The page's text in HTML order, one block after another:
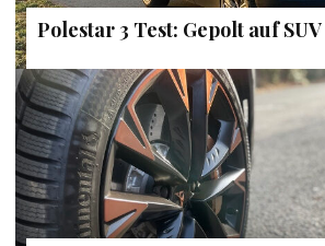
Polestar 3 Test: Gepolt auf SUV